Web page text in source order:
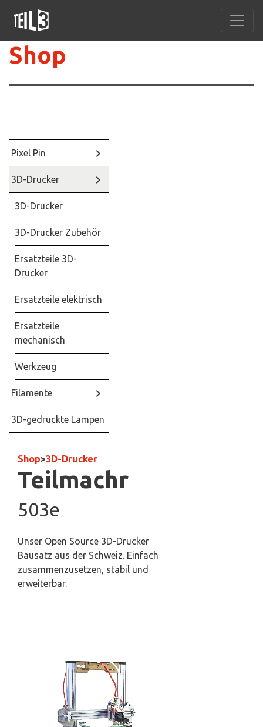
Shop
Pixel Pin keyboard_arrow_right
3D-Drucker keyboard_arrow_right
3D-Drucker
3D-Drucker Zubehör
Ersatzteile 3D-
Drucker
Ersatzteile elektrisch
Ersatzteile
mechanisch
Werkzeug
Filamente keyboard_arrow_right
3D-gedruckte Lampen
Shop>3D-Drucker
Teilmachr
503e
Unser Open Source 3D-Drucker
Bausatz aus der Schweiz. Einfach
zusammenzusetzen, stabil und
erweiterbar.